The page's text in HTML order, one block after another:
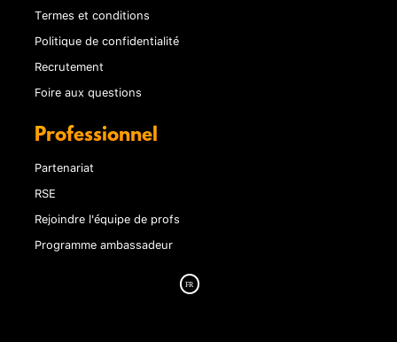
Termes et conditions
Politique de confidentialité
Recrutement
Foire aux questions
Professionnel
Partenariat
RSE
Rejoindre l'équipe de profs
Programme ambassadeur